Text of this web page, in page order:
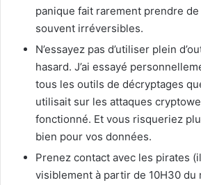
panique fait rarement prendre
souvent irréversibles.
N’essayez pas d’utiliser plein
hasard. J’ai essayé
tous les outils de décryptages
utilisait sur les attaques
fonctionné. Et vous risqueriez
bien pour vos données.
Prenez contact avec les pirates
visiblement à partir de 10H30 du